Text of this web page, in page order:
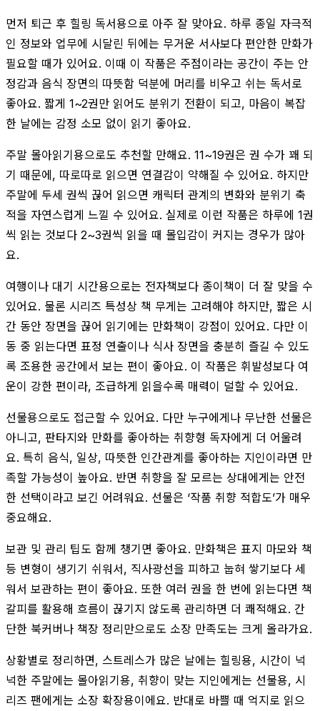
먼저 퇴근 후 힐링 독서용으로 아주 잘 맞아요. 하루 종일 자극적
인 정보와 업무에 시달린 뒤에는 무거운 서사보다 편안한 만화가
필요할 때가 있어요. 이때 이 작품은 주점이라는 공간이 주는 안
정감과 음식 장면의 따뜻함 덕분에 머리를 비우고 쉬는 독서로
좋아요. 짧게 1~2권만 읽어도 분위기 전환이 되고, 마음이 복잡
한 날에는 감정 소모 없이 읽기 좋아요.
주말 몰아읽기용으로도 추천할 만해요. 11~19권은 권 수가 꽤 되
기 때문에, 따로따로 읽으면 연결감이 약해질 수 있어요. 하지만
주말에 두세 권씩 끊어 읽으면 캐릭터 관계의 변화와 분위기 축
적을 자연스럽게 느낄 수 있어요. 실제로 이런 작품은 하루에 1권
씩 읽는 것보다 2~3권씩 읽을 때 몰입감이 커지는 경우가 많아
요.
여행이나 대기 시간용으로는 전자책보다 종이책이 더 잘 맞을 수
있어요. 물론 시리즈 특성상 책 무게는 고려해야 하지만, 짧은 시
간 동안 장면을 끊어 읽기에는 만화책이 강점이 있어요. 다만 이
동 중 읽는다면 표정 연출이나 식사 장면을 충분히 즐길 수 있도
록 조용한 공간에서 보는 편이 좋아요. 이 작품은 휘발성보다 여
운이 강한 편이라, 조급하게 읽을수록 매력이 덜할 수 있어요.
선물용으로도 접근할 수 있어요. 다만 누구에게나 무난한 선물은
아니고, 판타지와 만화를 좋아하는 취향형 독자에게 더 어울려
요. 특히 음식, 일상, 따뜻한 인간관계를 좋아하는 지인이라면 만
족할 가능성이 높아요. 반면 취향을 잘 모르는 상대에게는 안전
한 선택이라고 보긴 어려워요. 선물은 ‘작품 취향 적합도’가 매우
중요해요.
보관 및 관리 팁도 함께 챙기면 좋아요. 만화책은 표지 마모와 책
등 변형이 생기기 쉬워서, 직사광선을 피하고 눕혀 쌓기보다 세
워서 보관하는 편이 좋아요. 또한 여러 권을 한 번에 읽는다면 책
갈피를 활용해 흐름이 끊기지 않도록 관리하면 더 쾌적해요. 간
단한 북커버나 책장 정리만으로도 소장 만족도는 크게 올라가요.
상황별로 정리하면, 스트레스가 많은 날에는 힐링용, 시간이 넉
넉한 주말에는 몰아읽기용, 취향이 맞는 지인에게는 선물용, 시
리즈 팬에게는 소장 확장용이에요. 반대로 바쁠 때 억지로 읽으